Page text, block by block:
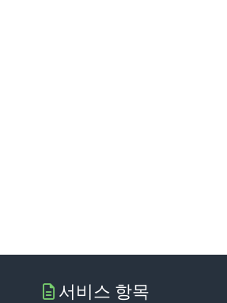
서비스 항목